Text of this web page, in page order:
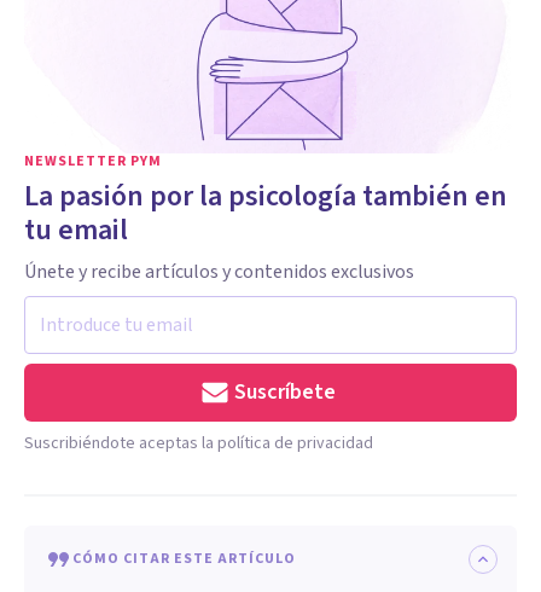
NEWSLETTER PYM
La pasión por la psicología también en
tu email
Únete y recibe artículos y contenidos exclusivos
Suscríbete
Suscribiéndote aceptas la política de privacidad
CÓMO CITAR ESTE ARTÍCULO